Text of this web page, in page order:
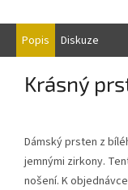
Popis Diskuze
Krásný
Dámský prsten z
jemnými zirkony.
nošení. K